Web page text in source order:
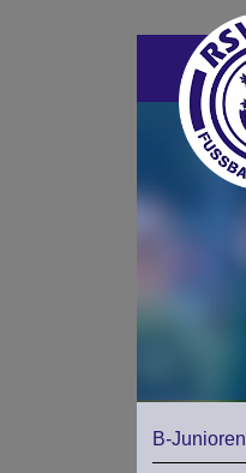
B-Junioren